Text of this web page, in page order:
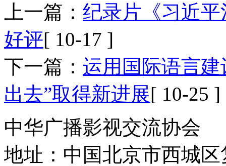
上一篇： 纪录片《习近
好评[ 10-17 ]
下一篇： 运用国际语言
出去”取得新进展[ 10-25 ]
中华广播影视交流协会
地址：中国北京市西城